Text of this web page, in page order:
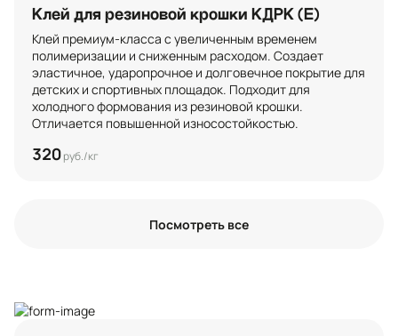
Клей для резиновой крошки КДРК (Е)
Клей премиум-класса с увеличенным временем
полимеризации и сниженным расходом. Создает
эластичное, ударопрочное и долговечное покрытие для
детских и спортивных площадок. Подходит для
холодного формования из резиновой крошки.
Отличается повышенной износостойкостью.
320руб./кг
Посмотреть все